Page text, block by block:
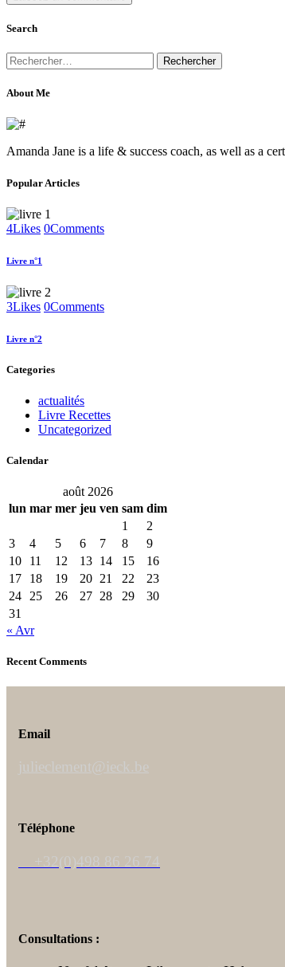
Search
Rechercher :
About Me
Amanda Jane is a life & success coach, as well as a
Popular Articles
4Likes 0Comments
Livre n°1
3Likes 0Comments
Livre n°2
Categories
actualités
Livre Recettes
Uncategorized
Calendar
août 2026
lun mar mer jeu ven sam dim
1
2
3
4 5 6 7 8
9
10
11 12 13 14 15
16
17
18 19 20 21 22
23
24
25 26 27 28 29
30
31
« Avr
Recent Comments
Email
julieclement@ieck.be
Téléphone
+32(0)498 86 26 74
Consultations :